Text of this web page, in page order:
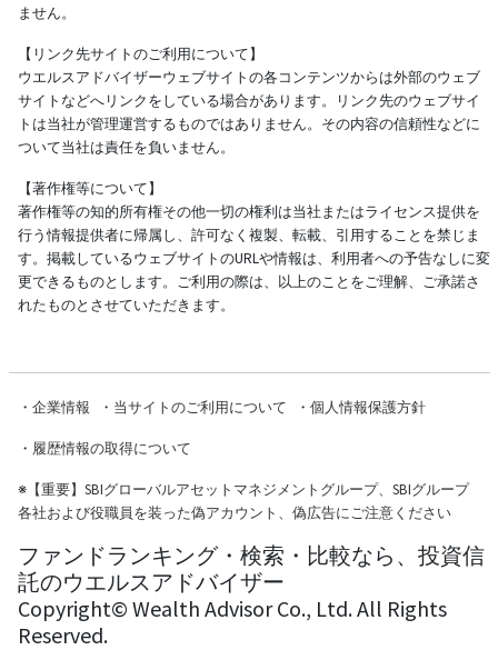
ません。
【リンク先サイトのご利用について】
ウエルスアドバイザーウェブサイトの各コンテンツからは外部のウェブ
サイトなどへリンクをしている場合があります。リンク先のウェブサイ
トは当社が管理運営するものではありません。その内容の信頼性などに
ついて当社は責任を負いません。
【著作権等について】
著作権等の知的所有権その他一切の権利は当社またはライセンス提供を
行う情報提供者に帰属し、許可なく複製、転載、引用することを禁じま
す。掲載しているウェブサイトのURLや情報は、利用者への予告なしに変
更できるものとします。ご利用の際は、以上のことをご理解、ご承諾さ
れたものとさせていただきます。
・ 企業情報 ・ 当サイトのご利用について ・ 個人情報保護方針
・ 履歴情報の取得について
※【重要】SBIグローバルアセットマネジメントグループ、SBIグループ
各社および役職員を装った偽アカウント、偽広告にご注意ください
ファンドランキング・検索・比較なら、投資信
託のウエルスアドバイザー
Copyright© Wealth Advisor Co., Ltd. All Rights
Reserved.